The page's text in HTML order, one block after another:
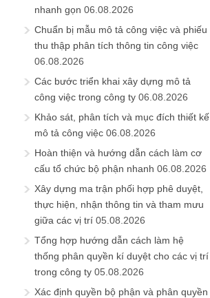
nhanh gọn 06.08.2026
Chuẩn bị mẫu mô tả công việc và phiếu
thu thập phân tích thông tin công việc
06.08.2026
Các bước triển khai xây dựng mô tả
công việc trong công ty 06.08.2026
Khảo sát, phân tích và mục đích thiết kế
mô tả công việc 06.08.2026
Hoàn thiện và hướng dẫn cách làm cơ
cấu tổ chức bộ phận nhanh 06.08.2026
Xây dựng ma trận phối hợp phê duyệt,
thực hiện, nhận thông tin và tham mưu
giữa các vị trí 05.08.2026
Tổng hợp hướng dẫn cách làm hệ
thống phân quyền kí duyệt cho các vị trí
trong công ty 05.08.2026
Xác định quyền bộ phận và phân quyền